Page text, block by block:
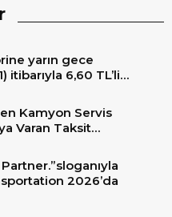
yarın gece
itibarıyla 6,60 TL’lik
Kamyon Servis
Varan Taksit
2026’da